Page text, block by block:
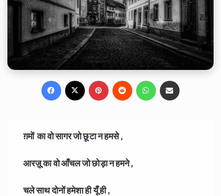
Facebook Pinterest
Reddit WhatsApp
ग़मों का वो सागर जो छूटा न हमसे ,
आरज़ू का वो आँचल जो छोड़ा न हमने ,
चले साथ दोनों हमेशा ही यूँ ही ,